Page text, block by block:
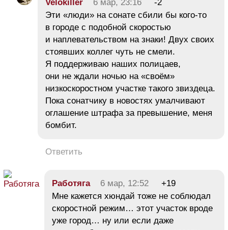
Velokiller 6 мар, 23:16
-2
Эти «люди» на сонате сбили бы кого-то
в городе с подобной скоростью
и наплевательством на знаки! Двух своих
стоявших коллег чуть не смели.
Я поддерживаю наших полицаев,
они не ждали ночью на «своём»
низкоскоростном участке такого звиздеца.
Пока сонатчику в новостях умалчивают
оглашение штрафа за превышение, меня
бомбит.
Ответить
Работяга 6 мар, 12:52
+19
Мне кажется хюндай тоже не соблюдал
скоростной режим… этот участок вроде
уже город… ну или если даже